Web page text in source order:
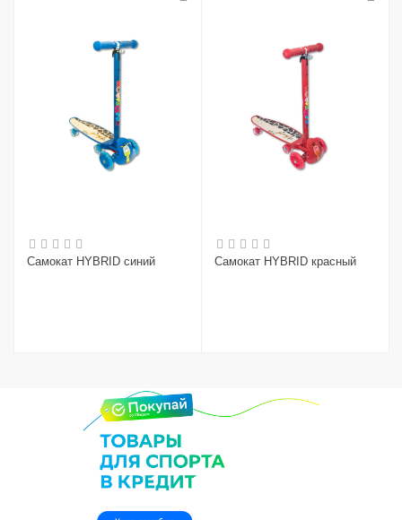
Самокат HYBRID синий Самокат HYBRID красный